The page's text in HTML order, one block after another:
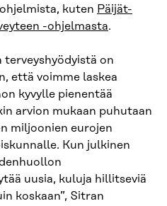
kuten Päijät-
-ohjelmasta.
on
että voimme laskea
kyvylle pienentää
arvion mukaan puhutaan
miljoonien eurojen
Kun julkinen
uusia, kuluja hillitseviä
koskaan”, Sitran